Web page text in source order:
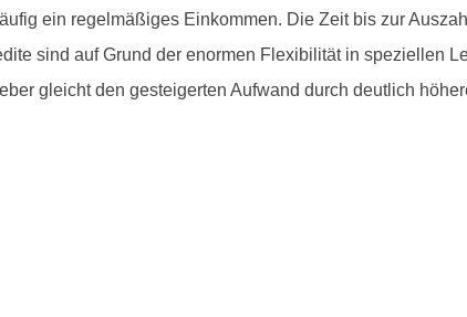
ein regelmäßiges Einkommen. Die Zeit bis zur
sind auf Grund der enormen Flexibilität in speziellen
gleicht den gesteigerten Aufwand durch deutlich